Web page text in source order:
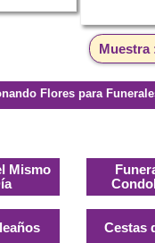
Muestra
Flores para
Mismo
Cestas